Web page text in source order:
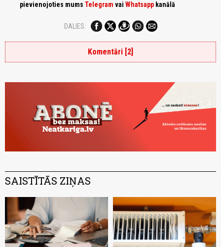
pievienojoties mums Telegram vai Whatsapp kanālā
DALIES:
Komentāri [2]
SAISTĪTĀS ZIŅAS